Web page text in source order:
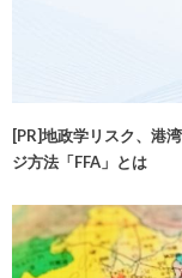
[PR]地政学リスク、港
ジ方法「FFA」とは